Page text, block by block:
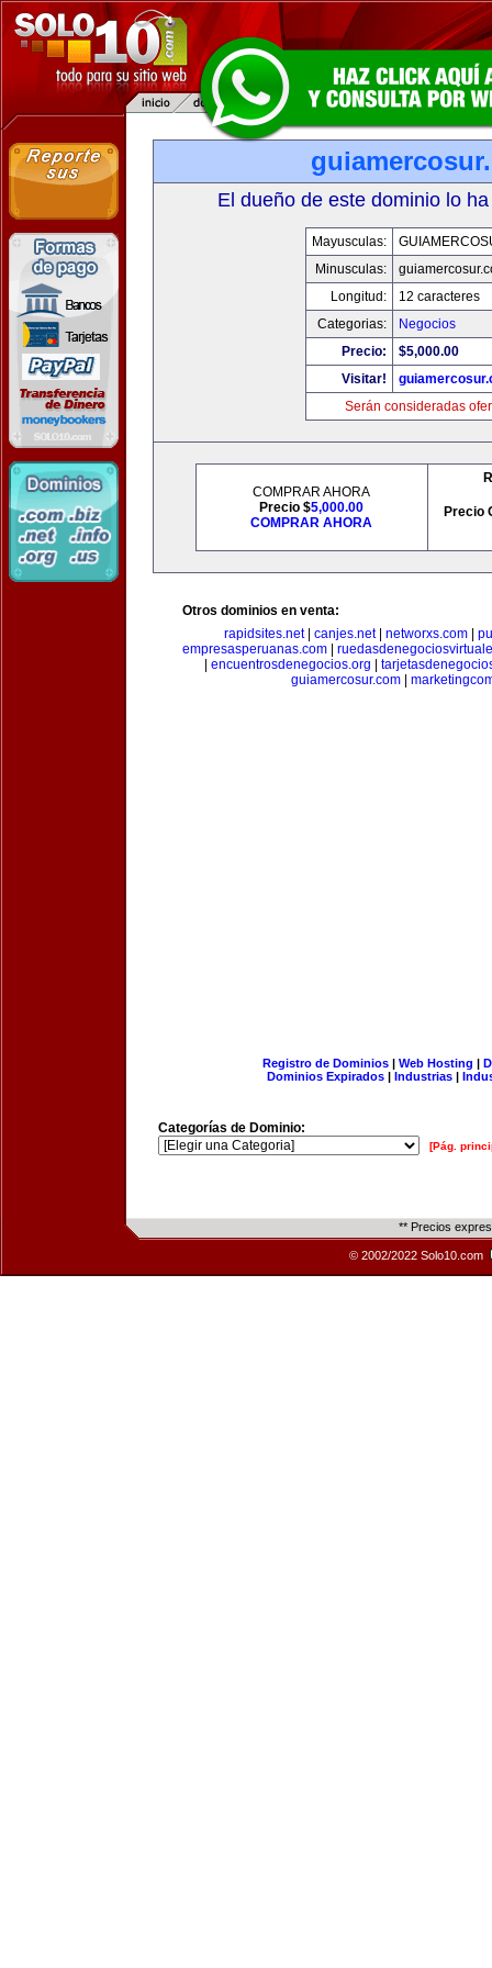
El dueño de este dominio lo
Mayusculas:
Minusculas:
Longitud:
12 caracteres
Categorias:
Negocios
Precio:
$5,000.00
Visitar!
Serán consideradas
COMPRAR AHORA
Precio $5,000.00
COMPRAR AHORA
Precio
Otros dominios en venta:
rapidsites.net| canjes.net| networxs.com
empresasperuanas.com
encuentrosdenegocios.org
guiamercosur.com
Registro de Dominios| Web Hosting |
Dominios Expirados | Industrias |
Categorías de Dominio:
[Pág.
** Precios
© 2002/2022 Solo10.com